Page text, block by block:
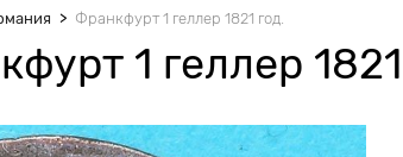
Франкфурт 1 геллер 1821 год.
1 геллер